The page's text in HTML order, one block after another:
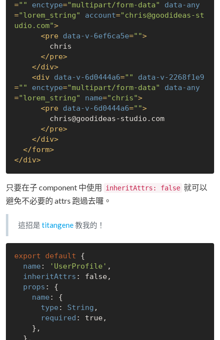
="" enctype="multipart/form-data"
data-any
="lorem_string" account="chris@goodideas-st
udio.com">
<pre data-v-6ef6ca5e="">
</pre>
</div>
<div data-v-6d0444a6=""
data-v-2268f1e9
="" enctype="multipart/form-data"
data-any
="lorem_string" name="chris">
<pre data-v-6d0444a6="">
</pre>
</div>
</form>
</div>
只要在子 component 中使用 inheritAttrs: false 就可以
避免不必要的 attrs 跑過去囉。
這招是 titangene教我的！
export default {
name : 'UserProfile' ,
inheritAttrs : false,
props : {
name : {
type : String ,
required : true,